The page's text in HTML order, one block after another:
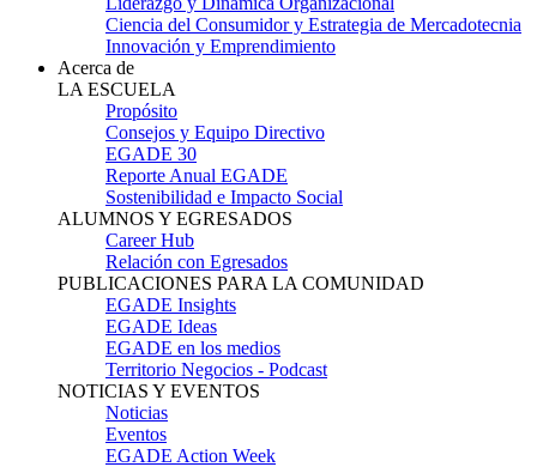
Ciencia del Consumidor y Estrategia de Mercadotecnia
Innovación y Emprendimiento
Acerca de
LA ESCUELA
Propósito
Consejos y Equipo Directivo
EGADE 30
Reporte Anual EGADE
Sostenibilidad e Impacto Social
ALUMNOS Y EGRESADOS
Career Hub
Relación con Egresados
PUBLICACIONES PARA LA COMUNIDAD
EGADE Insights
EGADE Ideas
EGADE en los medios
Territorio Negocios - Podcast
NOTICIAS Y EVENTOS
Noticias
Eventos
EGADE Action Week